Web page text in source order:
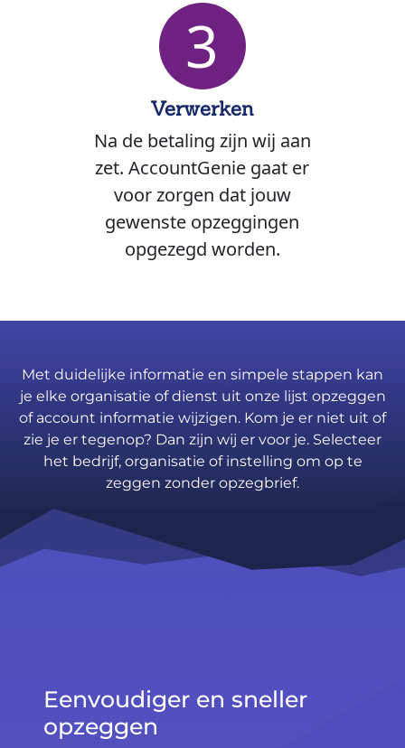
3
Verwerken
Na de betaling zijn wij aan
zet. AccountGenie gaat er
voor zorgen dat jouw
gewenste opzeggingen
opgezegd worden.
Met duidelijke informatie en simpele stappen kan
je elke organisatie of dienst uit onze lijst opzeggen
of account informatie wijzigen. Kom je er niet uit of
zie je er tegenop? Dan zijn wij er voor je. Selecteer
het bedrijf, organisatie of instelling om op te
zeggen zonder opzegbrief.
Eenvoudiger en sneller
opzeggen